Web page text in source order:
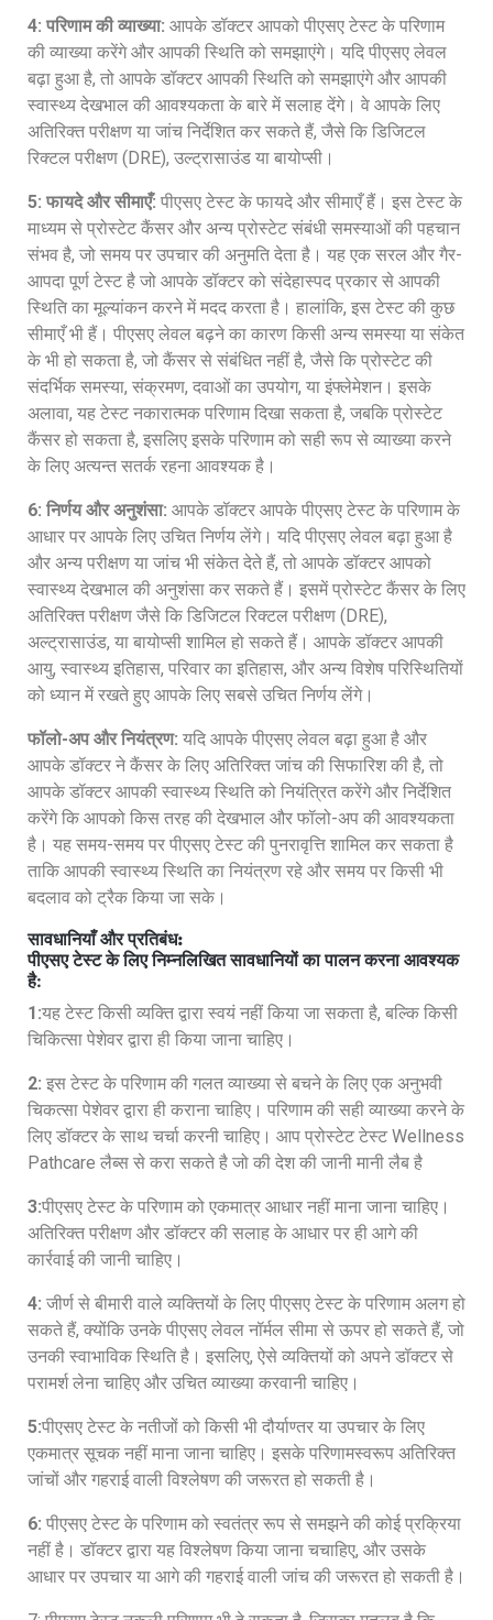
4: परिणाम की व्याख्या: आपके डॉक्टर आपको पीएसए टेस्ट के परिणाम
की व्याख्या करेंगे और आपकी स्थिति को समझाएंगे। यदि पीएसए लेवल
बढ़ा हुआ है, तो आपके डॉक्टर आपकी स्थिति को समझाएंगे और आपकी
स्वास्थ्य देखभाल की आवश्यकता के बारे में सलाह देंगे। वे आपके लिए
अतिरिक्त परीक्षण या जांच निर्देशित कर सकते हैं, जैसे कि डिजिटल
रिक्टल परीक्षण (DRE), उल्ट्रासाउंड या बायोप्सी।
5: फायदे और सीमाएँ: पीएसए टेस्ट के फायदे और सीमाएँ हैं। इस टेस्ट के
माध्यम से प्रोस्टेट कैंसर और अन्य प्रोस्टेट संबंधी समस्याओं की पहचान
संभव है, जो समय पर उपचार की अनुमति देता है। यह एक सरल और गैर-
आपदा पूर्ण टेस्ट है जो आपके डॉक्टर को संदेहास्पद प्रकार से आपकी
स्थिति का मूल्यांकन करने में मदद करता है। हालांकि, इस टेस्ट की कुछ
सीमाएँ भी हैं। पीएसए लेवल बढ़ने का कारण किसी अन्य समस्या या संकेत
के भी हो सकता है, जो कैंसर से संबंधित नहीं है, जैसे कि प्रोस्टेट की
संदर्भिक समस्या, संक्रमण, दवाओं का उपयोग, या इंफ्लेमेशन। इसके
अलावा, यह टेस्ट नकारात्मक परिणाम दिखा सकता है, जबकि प्रोस्टेट
कैंसर हो सकता है, इसलिए इसके परिणाम को सही रूप से व्याख्या करने
के लिए अत्यन्त सतर्क रहना आवश्यक है।
6: निर्णय और अनुशंसा: आपके डॉक्टर आपके पीएसए टेस्ट के परिणाम के
आधार पर आपके लिए उचित निर्णय लेंगे। यदि पीएसए लेवल बढ़ा हुआ है
और अन्य परीक्षण या जांच भी संकेत देते हैं, तो आपके डॉक्टर आपको
स्वास्थ्य देखभाल की अनुशंसा कर सकते हैं। इसमें प्रोस्टेट कैंसर के लिए
अतिरिक्त परीक्षण जैसे कि डिजिटल रिक्टल परीक्षण (DRE),
अल्ट्रासाउंड, या बायोप्सी शामिल हो सकते हैं। आपके डॉक्टर आपकी
आयु, स्वास्थ्य इतिहास, परिवार का इतिहास, और अन्य विशेष परिस्थितियों
को ध्यान में रखते हुए आपके लिए सबसे उचित निर्णय लेंगे।
फॉलो-अप और नियंत्रण: यदि आपके पीएसए लेवल बढ़ा हुआ है और
आपके डॉक्टर ने कैंसर के लिए अतिरिक्त जांच की सिफारिश की है, तो
आपके डॉक्टर आपकी स्वास्थ्य स्थिति को नियंत्रित करेंगे और निर्देशित
करेंगे कि आपको किस तरह की देखभाल और फॉलो-अप की आवश्यकता
है। यह समय-समय पर पीएसए टेस्ट की पुनरावृत्ति शामिल कर सकता है
ताकि आपकी स्वास्थ्य स्थिति का नियंत्रण रहे और समय पर किसी भी
बदलाव को ट्रैक किया जा सके।
सावधानियाँ और प्रतिबंध:
पीएसए टेस्ट के लिए निम्नलिखित सावधानियों का पालन करना आवश्यक
है:
1:यह टेस्ट किसी व्यक्ति द्वारा स्वयं नहीं किया जा सकता है, बल्कि किसी
चिकित्सा पेशेवर द्वारा ही किया जाना चाहिए।
2: इस टेस्ट के परिणाम की गलत व्याख्या से बचने के लिए एक अनुभवी
चिकत्सा पेशेवर द्वारा ही कराना चाहिए। परिणाम की सही व्याख्या करने के
लिए डॉक्टर के साथ चर्चा करनी चाहिए। आप प्रोस्टेट टेस्ट Wellness
Pathcare लैब्स से करा सकते है जो की देश की जानी मानी लैब है
3:पीएसए टेस्ट के परिणाम को एकमात्र आधार नहीं माना जाना चाहिए।
अतिरिक्त परीक्षण और डॉक्टर की सलाह के आधार पर ही आगे की
कार्रवाई की जानी चाहिए।
4: जीर्ण से बीमारी वाले व्यक्तियों के लिए पीएसए टेस्ट के परिणाम अलग हो
सकते हैं, क्योंकि उनके पीएसए लेवल नॉर्मल सीमा से ऊपर हो सकते हैं, जो
उनकी स्वाभाविक स्थिति है। इसलिए, ऐसे व्यक्तियों को अपने डॉक्टर से
परामर्श लेना चाहिए और उचित व्याख्या करवानी चाहिए।
5:पीएसए टेस्ट के नतीजों को किसी भी दौर्याण्तर या उपचार के लिए
एकमात्र सूचक नहीं माना जाना चाहिए। इसके परिणामस्वरूप अतिरिक्त
जांचों और गहराई वाली विश्लेषण की जरूरत हो सकती है।
6: पीएसए टेस्ट के परिणाम को स्वतंत्र रूप से समझने की कोई प्रक्रिया
नहीं है। डॉक्टर द्वारा यह विश्लेषण किया जाना चचाहिए, और उसके
आधार पर उपचार या आगे की गहराई वाली जांच की जरूरत हो सकती है।